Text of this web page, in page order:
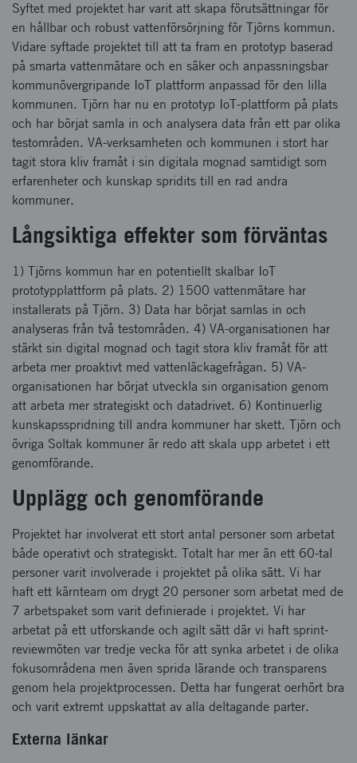
Syftet med projektet har varit att skapa förutsättningar för
en hållbar och robust vattenförsörjning för Tjörns kommun.
Vidare syftade projektet till att ta fram en prototyp baserad
på smarta vattenmätare och en säker och anpassningsbar
kommunövergripande IoT plattform anpassad för den lilla
kommunen. Tjörn har nu en prototyp IoT-plattform på plats
och har börjat samla in och analysera data från ett par olika
testområden. VA-verksamheten och kommunen i stort har
tagit stora kliv framåt i sin digitala mognad samtidigt som
erfarenheter och kunskap spridits till en rad andra
kommuner.
Långsiktiga effekter som förväntas
1) Tjörns kommun har en potentiellt skalbar IoT
prototypplattform på plats. 2) 1500 vattenmätare har
installerats på Tjörn. 3) Data har börjat samlas in och
analyseras från två testområden. 4) VA-organisationen har
stärkt sin digital mognad och tagit stora kliv framåt för att
arbeta mer proaktivt med vattenläckagefrågan. 5) VA-
organisationen har börjat utveckla sin organisation genom
att arbeta mer strategiskt och datadrivet. 6) Kontinuerlig
kunskapsspridning till andra kommuner har skett. Tjörn och
övriga Soltak kommuner är redo att skala upp arbetet i ett
genomförande.
Upplägg och genomförande
Projektet har involverat ett stort antal personer som arbetat
både operativt och strategiskt. Totalt har mer än ett 60-tal
personer varit involverade i projektet på olika sätt. Vi har
haft ett kärnteam om drygt 20 personer som arbetat med de
7 arbetspaket som varit definierade i projektet. Vi har
arbetat på ett utforskande och agilt sätt där vi haft sprint-
reviewmöten var tredje vecka för att synka arbetet i de olika
fokusområdena men även sprida lärande och transparens
genom hela projektprocessen. Detta har fungerat oerhört bra
och varit extremt uppskattat av alla deltagande parter.
Externa länkar